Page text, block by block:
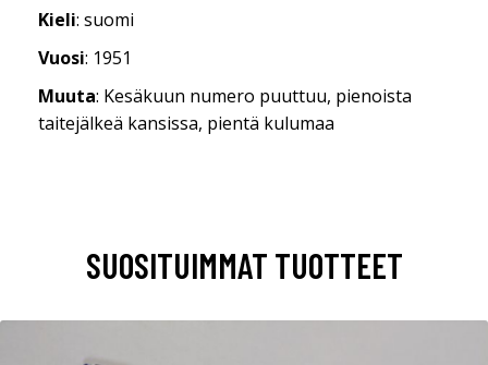
Kieli: suomi
Vuosi: 1951
Muuta: Kesäkuun numero puuttuu, pienoista
taitejälkeä kansissa, pientä kulumaa
SUOSITUIMMAT TUOTTEET